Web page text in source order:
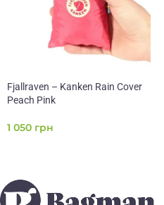
Fjallraven – Kanken Rain Cover
Peach Pink
1 050 грн